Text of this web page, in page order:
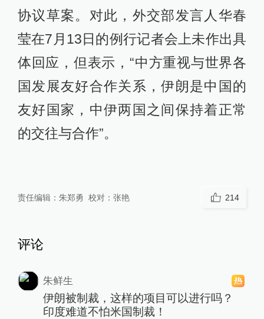
协议草案。对此，外交部发言人华春
莹在7月13日的例行记者会上未作出具
体回应，但表示，“中方重视与世界各
国发展友好合作关系，伊朗是中国的
友好国家，中伊两国之间保持着正常
的交往与合作”。
责任编辑： 朱郑勇 校对： 张艳 214
评论
朱鲜生
伊朗被制裁，这样的项目可以进行吗？
印度难道不怕米国制裁！